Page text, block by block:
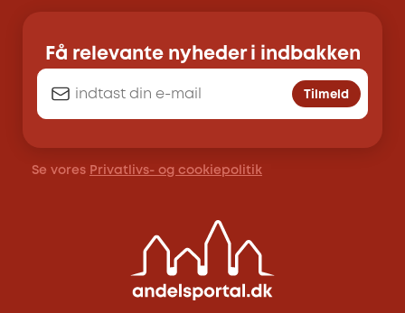
Få relevante nyheder i indbakken
Tilmeld
Se vores Privatlivs- og cookiepolitik